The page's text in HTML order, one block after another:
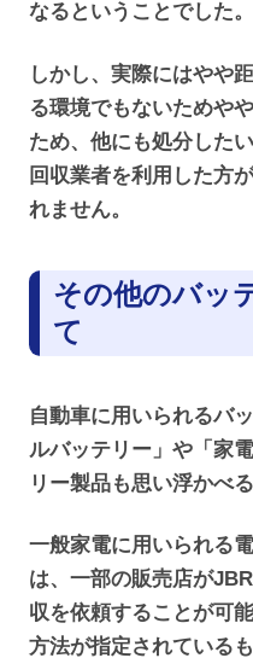
なるということでした。
しかし、実際にはやや
る環境でもないためや
ため、他にも処分した
回収業者を利用した方
れません。
その他のバッ
て
自動車に用いられるバ
ルバッテリー」や「家
リー製品も思い浮かべ
一般家電に用いられる
は、一部の販売店が
収を依頼することが可
方法が指定されている